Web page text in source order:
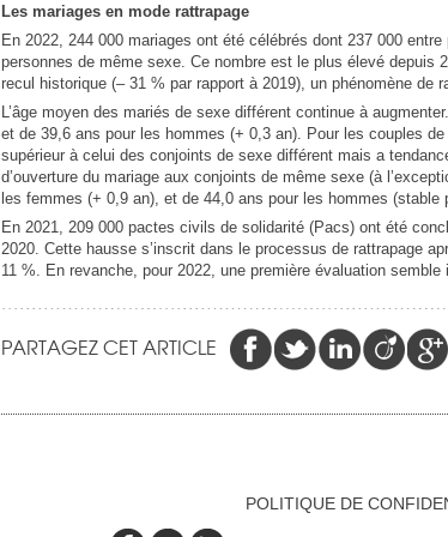
Les mariages en mode rattrapage
En 2022, 244 000 mariages ont été célébrés dont 237 000
personnes de même sexe. Ce nombre est le plus élevé depuis
recul historique (– 31 % par rapport à 2019), un phénomène de
L’âge moyen des mariés de sexe différent continue à
et de 39,6 ans pour les hommes (+ 0,3 an). Pour les couples
supérieur à celui des conjoints de sexe différent mais a
d’ouverture du mariage aux conjoints de même sexe (à
les femmes (+ 0,9 an), et de 44,0 ans pour les hommes (stable
En 2021, 209 000 pactes civils de solidarité (Pacs) ont été
2020. Cette hausse s’inscrit dans le processus de rattrapage
11 %. En revanche, pour 2022, une première évaluation
PARTAGEZ CET ARTICLE
POLITIQUE DE